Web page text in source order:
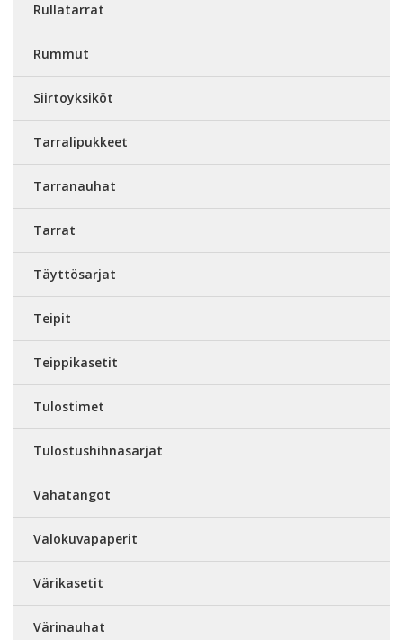
Rullatarrat
Rummut
Siirtoyksiköt
Tarralipukkeet
Tarranauhat
Tarrat
Täyttösarjat
Teipit
Teippikasetit
Tulostimet
Tulostushihnasarjat
Vahatangot
Valokuvapaperit
Värikasetit
Värinauhat